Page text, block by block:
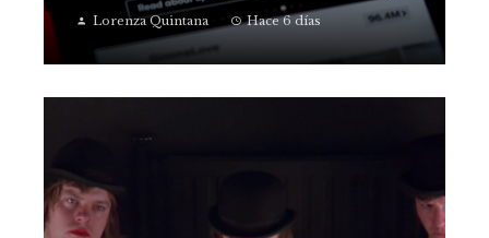
Lorenza Quintana Hace 6 días